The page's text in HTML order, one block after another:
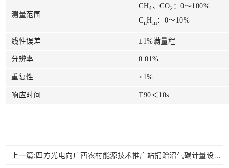
测量范围
CH4、CO2 ：0～100%
CnHm：0～10%
线性误差 ±1%满量程
分辨率 0.01%
重复性 ≤1%
响应时间 T90＜10s